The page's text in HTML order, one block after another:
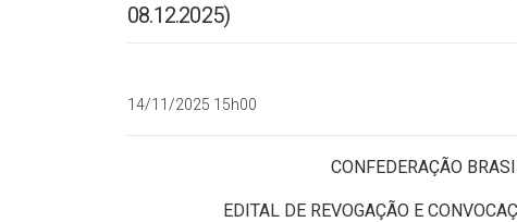
08.12.2025)
14/11/2025 15h00
CONFEDERAÇÃO
EDITAL DE REVOGAÇÃO E